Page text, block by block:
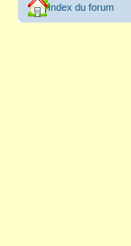
Index du forum